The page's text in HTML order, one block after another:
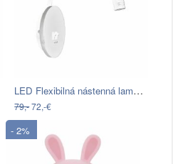
LED Flexibilná nástenná lampička s USB…
79,-72,-€
- 2%